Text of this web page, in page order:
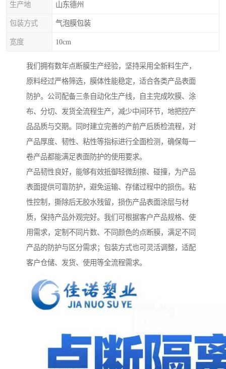
生产地 山东德州
包装方式 气泡膜包装
宽度 10cm
我们拥有数年点断膜生产经验，坚持采用全新料生产，
原料经过严格筛选，膜体性能稳定，适合各类产品表面
防护。公司配备三条自动化生产线，自主完成吹膜、涂
布、分切、发货全流程生产，减少中间环节，地把控产
品品质与交期。同时建立完善的产前产后质检流程，对
产品厚度、韧性、粘性等指标进行全面检测，确保每一
卷产品都能满足表面防护的使用要求。
产品韧性良好，能够有效抵御轻微刮擦、碰撞，为产品
表面提供可靠防护，避免运输、存储过程中的损伤。粘
性控制，撕除后无胶水残留，损伤产品表面涂层与材
质，保持产品外观完好。我们可根据客户产品规格、使
用需求，定制不同片数、不同颜色的点断膜，满足不同
产品的防护与区分需求；包装方式也可灵活调整，适配
客户仓储、发货、使用等全流程需求。